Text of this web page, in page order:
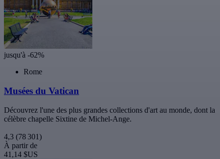
jusqu'à -62%
Rome
Musées du Vatican
Découvrez l'une des plus grandes collections d'art au monde, dont la
célèbre chapelle Sixtine de Michel-Ange.
4,3 (78 301)
À partir de
41,14 $US